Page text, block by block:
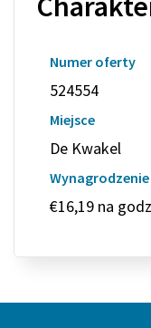
Numer oferty
524554
Miejsce
De Kwakel
Wynagrodzenie
€16,19 na